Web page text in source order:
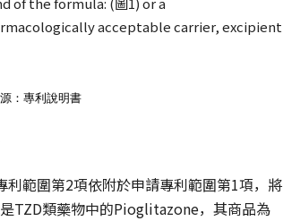
acceptable carrier, excipient
：專利說明書
範圍第2項依附於申請專利範圍第1項，將
TZD類藥物中的Pioglitazone，其商品為